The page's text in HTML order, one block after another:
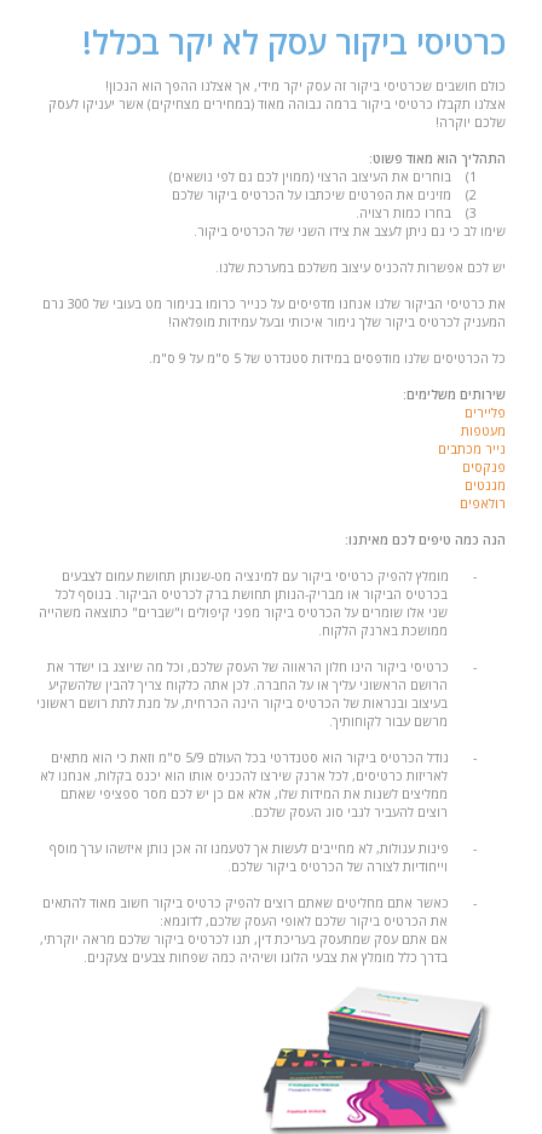
כרטיסי ביקור עסק לא יקר בכלל!
כולם חושבים שכרטיסי ביקור זה עסק יקר מידי, אך אצלנו ההפך הוא הנכון!
אצלנו תקבלו כרטיסי ביקור ברמה גבוהה מאוד (במחירים מצחיקים) אשר יעניקו לעסק
שלכם יוקרה!
התהליך הוא מאוד פשוט:
1)
בוחרים את העיצוב הרצוי (ממוין לכם גם לפי נושאים)
2)
מזינים את הפרטים שיכתבו על הכרטיס ביקור שלכם
3)
בחרו כמות רצויה.
שימו לב כי גם ניתן לעצב את צידו השני של הכרטיס ביקור.
יש לכם אפשרות להכניס עיצוב משלכם במערכת שלנו.
את כרטיסי הביקור שלנו אנחנו מדפיסים על כנייר כרומו בגימור מט בעובי של 300 גרם
המעניק לכרטיס ביקור שלך גימור איכותי ובעל עמידות מופלאה!
כל הכרטיסים שלנו מודפסים במידות סטנדרט של 5 ס"מ על 9 ס"מ.
שירותים משלימים:
פליירים
מעטפות
נייר מכתבים
פנקסים
מגנטים
רולאפים
הנה כמה טיפים לכם מאיתנו:
-
מומלץ להפיק כרטיסי ביקור עם למינציה מט-שנותן תחושת עמום לצבעים
בכרטיס הביקור או מבריק-הנותן תחושת ברק לכרטיס הביקור. בנוסף לכל
שני אלו שומרים על הכרטיס ביקור מפני קיפולים ו"שברים" כתוצאה משהייה
ממושכת בארנק הלקוח.
-
כרטיסי ביקור הינו חלון הראווה של העסק שלכם, וכל מה שיוצג בו ישדר את
הרושם הראשוני עליך או על החברה. לכן אתה כלקוח צריך להבין שלהשקיע
בעיצוב ובנראות של הכרטיס ביקור הינה הכרחית, על מנת לתת רושם ראשוני
מרשם עבור לקוחותיך.
-
גודל הכרטיס ביקור הוא סטנדרטי בכל העולם 5/9 ס"מ וזאת כי הוא מתאים
לאריזות כרטיסים, לכל ארנק שירצו להכניס אותו הוא יכנס בקלות, אנחנו לא
ממליצים לשנות את המידות שלו, אלא אם כן יש לכם מסר ספציפי שאתם
רוצים להעביר לגבי סוג העסק שלכם.
-
פינות עגולות, לא מחייבים לעשות אך לטעמנו זה אכן נותן איזשהו ערך מוסף
וייחודיות לצורה של הכרטיס ביקור שלכם.
-
כאשר אתם מחליטים שאתם רוצים להפיק כרטיס ביקור חשוב מאוד להתאים
את הכרטיס ביקור שלכם לאופי העסק שלכם, לדוגמא:
אם אתם עסק שמתעסק בעריכת דין, תנו לכרטיס ביקור שלכם מראה יוקרתי,
בדרך כלל מומלץ את צבעי הלוגו ושיהיה כמה שפחות צבעים צעקנים.